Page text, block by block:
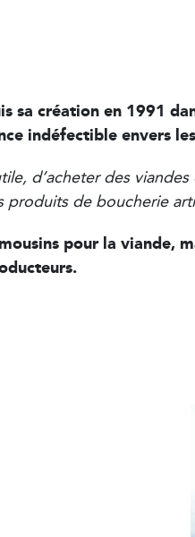
sa création en 1991
indéfectible envers
d’acheter des
produits de boucherie
pour la viande,